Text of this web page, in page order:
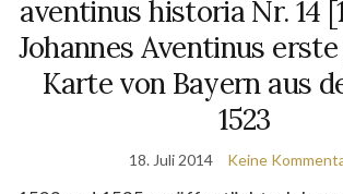
aventinus historia Nr. 14
Johannes Aventinus
Karte von Bayern aus
1523
18. Juli 2014 Keine